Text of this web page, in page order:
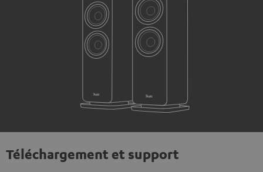
Téléchargement et support